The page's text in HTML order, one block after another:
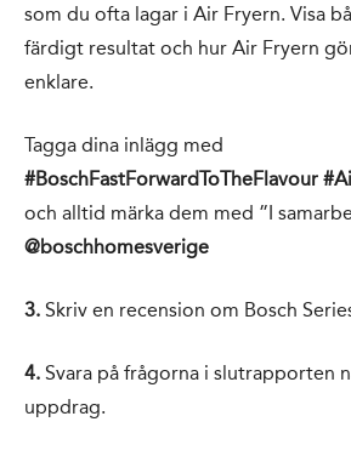
som du ofta lagar i Air Fryern. Visa
färdigt resultat och hur Air Fryern
enklare.
Tagga dina inlägg med
#BoschFastForwardToTheFlavour
och alltid märka dem med ”I
@boschhomesverige
3. Skriv en recension om Bosch
4. Svara på frågorna i slutrapporten
uppdrag.